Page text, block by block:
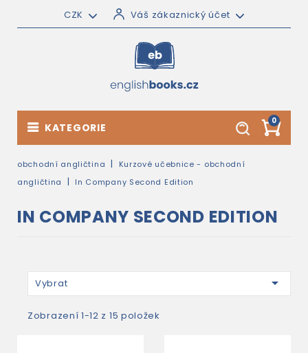
CZK Váš zákaznický účet
0
KATEGORIE
obchodní angličtina
Kurzové učebnice - obchodní
angličtina
In Company Second Edition
IN COMPANY SECOND EDITION
Vybrat 
Zobrazení 1-12 z 15 položek